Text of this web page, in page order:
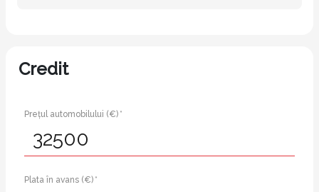
Credit
Prețul automobilului (€) *
Plata în avans (€) *